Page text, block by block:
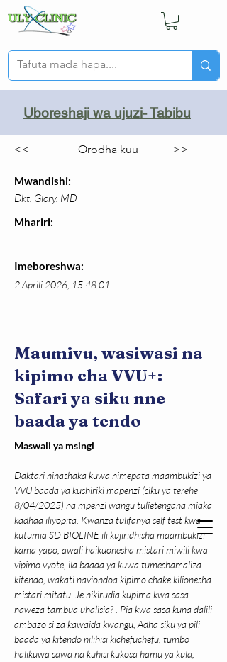
Uboreshaji wa ujuzi- Tabibu
<< Orodha kuu >>
Mwandishi:
Dkt. Glory, MD
Mhariri:
Imeboreshwa:
2 Aprili 2026, 15:48:01
Maumivu, wasiwasi na
kipimo cha VVU+:
Safari ya siku nne
baada ya tendo
Maswali ya msingi
Daktari ninashaka kuwa nimepata maambukizi ya
VVU baada ya kushiriki mapenzi (siku ya terehe
8/04/2025) na mpenzi wangu tulietengana miaka
kadhaa iliyopita. Kwanza tulifanya self test kwa
kutumia SD BIOLINE ili kujiridhisha maambukizi
kama yapo, awali haikuonesha mistari miwili kwa
vipimo vyote, ila baada ya kuwa tumeshamaliza
kitendo, wakati naviondoa kipimo chake kilionesha
mistari mitatu. Je nikirudia kupima kwa sasa
naweza tambua uhalisia? . Pia kwa sasa kuna dalili
ambazo si za kawaida kwangu, Adha siku ya pili
baada ya kitendo nilihisi kichefuchefu, tumbo
halikuwa sawa na kuhisi kukosa hamu ya kula,